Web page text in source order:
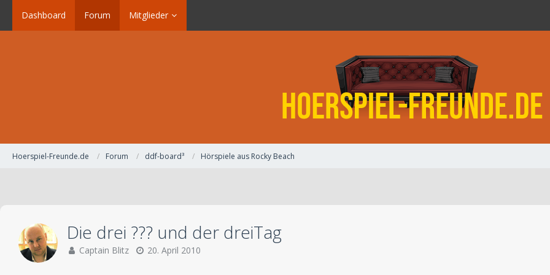
Dashboard Forum Mitglieder
Hoerspiel-Freunde.de Forum ddf-board³ Hörspiele aus Rocky Beach
Die drei ??? und der dreiTag
Captain Blitz 20. April 2010